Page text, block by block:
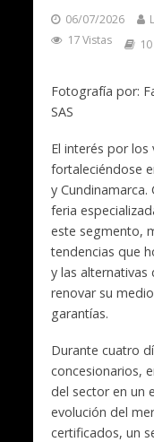
06/07/2026
17 Vistas
Fotografía por:
SAS
El interés por los
fortaleciéndose
y Cundinamarca.
feria
este segmento,
tendencias que
y las alternativas
renovar su
garantías.
Durante cuatro
concesionarios,
del sector en un
evolución del
certificados, un